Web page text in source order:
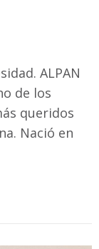
ALPAN
de los
queridos
Nació en